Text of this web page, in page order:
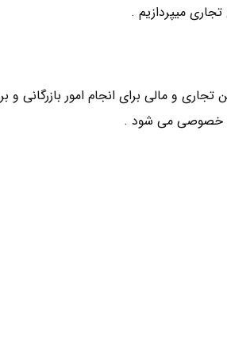
میپردازیم .
و مالی برای انجام امور بازرگانی و
خصوصی می شود .